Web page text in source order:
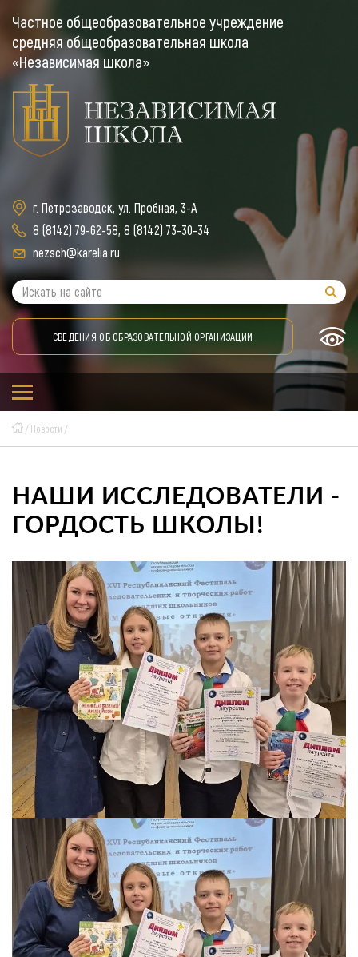
Частное общеобразовательное учреждение
средняя общеобразовательная школа
«Независимая школа»
г. Петрозаводск, ул. Пробная, 3-А
8 (8142) 79-62-58, 8 (8142) 73-30-34
nezsch@karelia.ru
СВЕДЕНИЯ ОБ ОБРАЗОВАТЕЛЬНОЙ ОРГАНИЗАЦИИ
Новости
НАШИ ИССЛЕДОВАТЕЛИ -
ГОРДОСТЬ ШКОЛЫ!